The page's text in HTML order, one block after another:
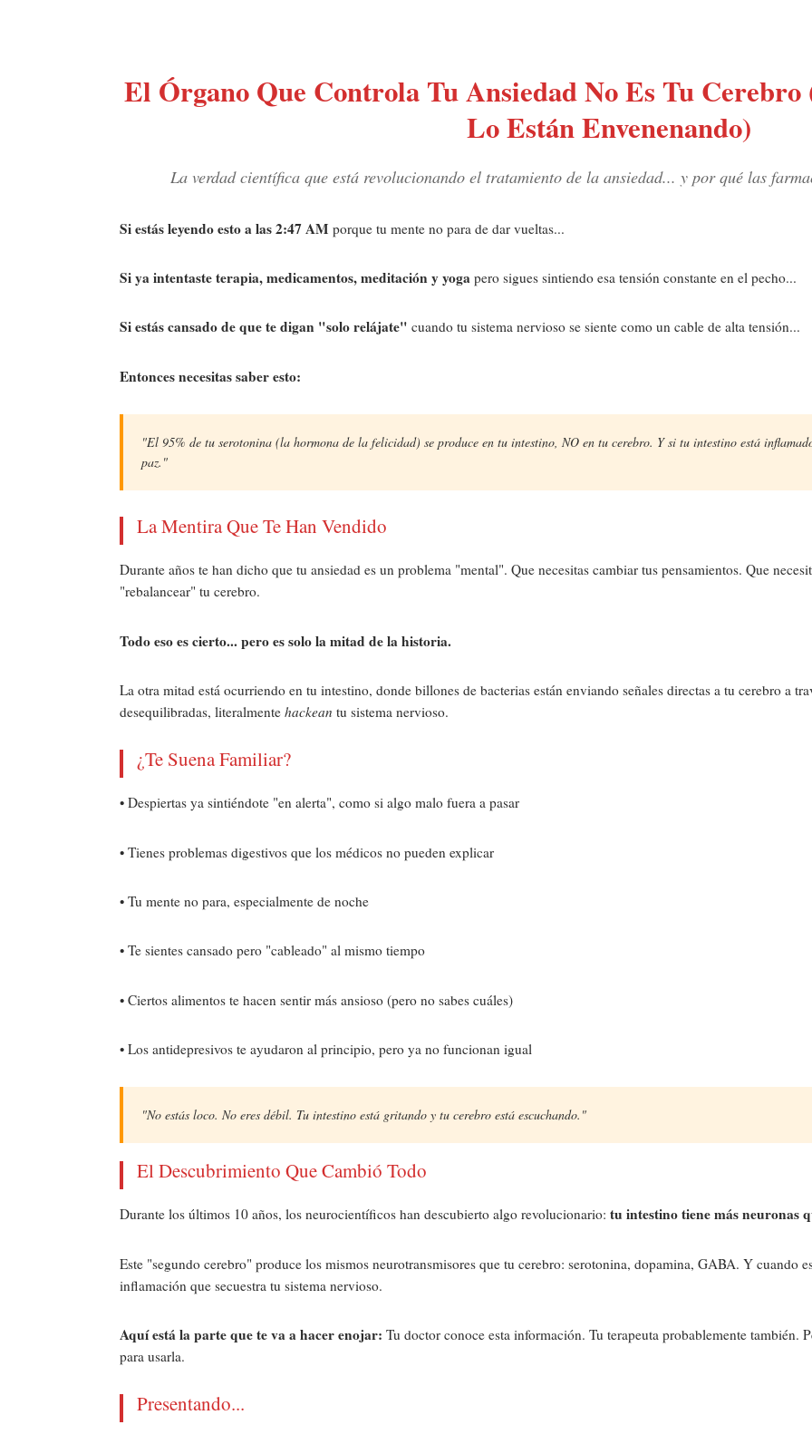
El Órgano Que Controla Tu Ansiedad No Es Tu
Lo Están Envenenando)
La verdad científica que está revolucionando el tratamiento de la ansiedad... y por qué las
Si estás leyendo esto a las 2:47 AM porque tu mente no para de dar vueltas...
Si ya intentaste terapia, medicamentos, meditación y yoga pero sigues sintiendo esa tensión constante en el pecho...
Si estás cansado de que te digan "solo relájate" cuando tu sistema nervioso se siente como un cable de alta tensión...
Entonces necesitas saber esto:
"El 95% de tu serotonina (la hormona de la felicidad) se produce en tu intestino, NO en tu cerebro. Y si tu intestino está
paz."
La Mentira Que Te Han Vendido
Durante años te han dicho que tu ansiedad es un problema "mental". Que necesitas cambiar tus pensamientos. Que
"rebalancear" tu cerebro.
Todo eso es cierto... pero es solo la mitad de la historia.
La otra mitad está ocurriendo en tu intestino, donde billones de bacterias están enviando señales directas a tu cerebro a
desequilibradas, literalmente hackean tu sistema nervioso.
¿Te Suena Familiar?
• Despiertas ya sintiéndote "en alerta", como si algo malo fuera a pasar
• Tienes problemas digestivos que los médicos no pueden explicar
• Tu mente no para, especialmente de noche
• Te sientes cansado pero "cableado" al mismo tiempo
• Ciertos alimentos te hacen sentir más ansioso (pero no sabes cuáles)
• Los antidepresivos te ayudaron al principio, pero ya no funcionan igual
"No estás loco. No eres débil. Tu intestino está gritando y tu cerebro está escuchando."
El Descubrimiento Que Cambió Todo
Durante los últimos 10 años, los neurocientíficos han descubierto algo revolucionario: tu intestino tiene más neuronas
Este "segundo cerebro" produce los mismos neurotransmisores que tu cerebro: serotonina, dopamina, GABA. Y cuando
inflamación que secuestra tu sistema nervioso.
Aquí está la parte que te va a hacer enojar: Tu doctor conoce esta información. Tu terapeuta probablemente también.
para usarla.
Presentando...